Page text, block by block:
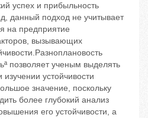
успех и прибыльность
данный подход не учитывает
на предприятие
вызывающих
позволяет ученым выделять
устойчивости
значение, поскольку
более глубокий анализ
его устойчивости, а